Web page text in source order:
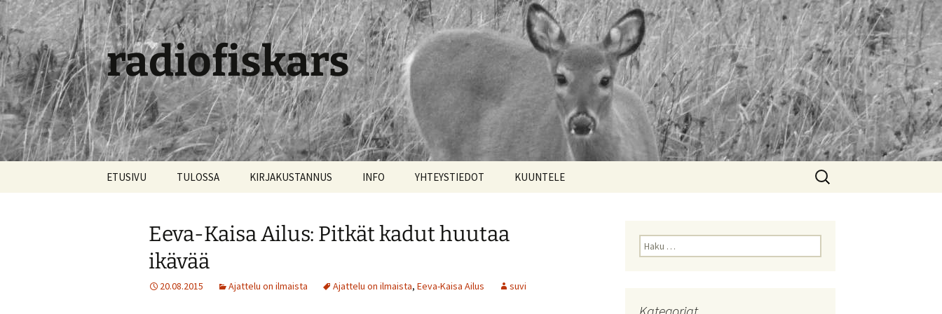
radiofiskars
ETUSIVU TULOSSA KIRJAKUSTANNUS INFO YHTEYSTIEDOT KUUNTELE
Haku:
Eeva-Kaisa Ailus: Pitkät kadut huutaa
ikävää
20.08.2015 Ajattelu on ilmaista Ajattelu on ilmaista, Eeva-Kaisa Ailus suvi
Haku: